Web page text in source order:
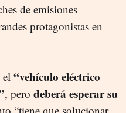
de emisiones
protagonistas en
“vehículo eléctrico
, pero deberá esperar su